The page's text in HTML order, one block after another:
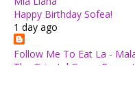
Happy Birthday Sofea!
1 day ago
Follow Me To Eat La -
The Oriental Group